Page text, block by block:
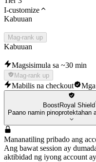
I-customize
Kabuuan
Mag-rank up
Kabuuan
Magsisimula sa ~30 min
Mag-rank up
Mabilis na checkout
BoostRoyal Shield
Paano namin pinoprotektahan
Mananatiling pribado ang
Ang bawat session ay
aktibidad ng iyong account